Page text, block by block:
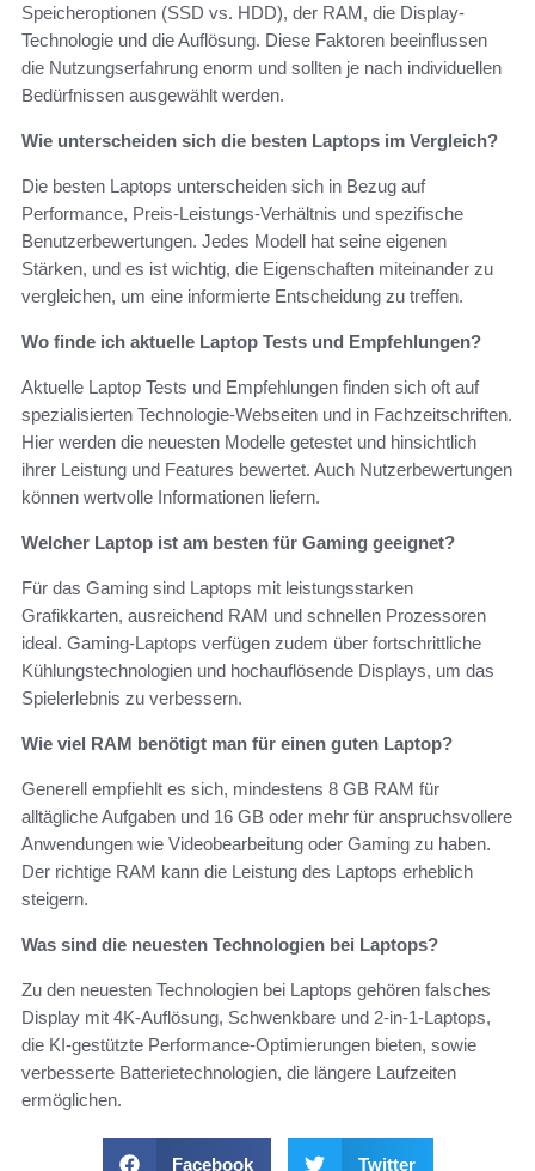
Speicheroptionen (SSD vs. HDD), der RAM, die Display-
Technologie und die Auflösung. Diese Faktoren beeinflussen
die Nutzungserfahrung enorm und sollten je nach individuellen
Bedürfnissen ausgewählt werden.
Wie unterscheiden sich die besten Laptops im Vergleich?
Die besten Laptops unterscheiden sich in Bezug auf
Performance, Preis-Leistungs-Verhältnis und spezifische
Benutzerbewertungen. Jedes Modell hat seine eigenen
Stärken, und es ist wichtig, die Eigenschaften miteinander zu
vergleichen, um eine informierte Entscheidung zu treffen.
Wo finde ich aktuelle Laptop Tests und Empfehlungen?
Aktuelle Laptop Tests und Empfehlungen finden sich oft auf
spezialisierten Technologie-Webseiten und in Fachzeitschriften.
Hier werden die neuesten Modelle getestet und hinsichtlich
ihrer Leistung und Features bewertet. Auch Nutzerbewertungen
können wertvolle Informationen liefern.
Welcher Laptop ist am besten für Gaming geeignet?
Für das Gaming sind Laptops mit leistungsstarken
Grafikkarten, ausreichend RAM und schnellen Prozessoren
ideal. Gaming-Laptops verfügen zudem über fortschrittliche
Kühlungstechnologien und hochauflösende Displays, um das
Spielerlebnis zu verbessern.
Wie viel RAM benötigt man für einen guten Laptop?
Generell empfiehlt es sich, mindestens 8 GB RAM für
alltägliche Aufgaben und 16 GB oder mehr für anspruchsvollere
Anwendungen wie Videobearbeitung oder Gaming zu haben.
Der richtige RAM kann die Leistung des Laptops erheblich
steigern.
Was sind die neuesten Technologien bei Laptops?
Zu den neuesten Technologien bei Laptops gehören falsches
Display mit 4K-Auflösung, Schwenkbare und 2-in-1-Laptops,
die KI-gestützte Performance-Optimierungen bieten, sowie
verbesserte Batterietechnologien, die längere Laufzeiten
ermöglichen.
Facebook Twitter